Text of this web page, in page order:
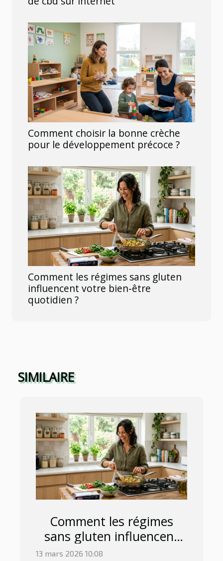
Comment choisir la bonne crèche
pour le développement précoce ?
Comment les régimes sans gluten
influencent votre bien-être
quotidien ?
SIMILAIRE
Comment les régimes
sans gluten influencent
votre bien-être quotidien ?
13 mars 2026 10:08